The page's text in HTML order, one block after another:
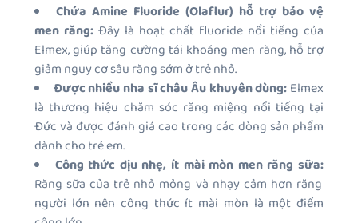
Chứa Amine Fluoride (Olaflur) hỗ trợ bảo vệ
men răng: Đây là hoạt chất fluoride nổi tiếng của
Elmex, giúp tăng cường tái khoáng men răng, hỗ trợ
giảm nguy cơ sâu răng sớm ở trẻ nhỏ.
Được nhiều nha sĩ châu Âu khuyên dùng: Elmex
là thương hiệu chăm sóc răng miệng nổi tiếng tại
Đức và được đánh giá cao trong các dòng sản phẩm
dành cho trẻ em.
Công thức dịu nhẹ, ít mài mòn men răng sữa:
Răng sữa của trẻ nhỏ mỏng và nhạy cảm hơn răng
người lớn nên công thức ít mài mòn là một điểm